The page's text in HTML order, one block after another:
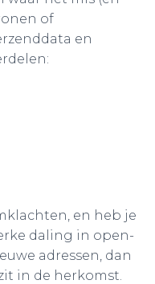
of
en
en heb je
daling in open-
adressen, dan
in de herkomst.